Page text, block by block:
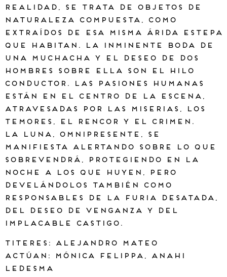
realidad, se trata de objetos de
naturaleza compuesta, como
extraídos de esa misma árida estepa
que habitan. La inminente boda de
una muchacha y el deseo de dos
hombres sobre ella son el hilo
conductor. Las pasiones humanas
están en el centro de la escena,
atravesadas por las miserias, los
temores, el rencor y el crimen.
La luna, omnipresente, se
manifiesta alertando sobre lo que
sobrevendrá, protegiendo en la
noche a los que huyen, pero
develándolos también como
responsables de la furia desatada,
del deseo de venganza y del
implacable castigo.
Titeres: Alejandro Mateo
Actúan: Mónica Felippa, Anahi
Ledesma